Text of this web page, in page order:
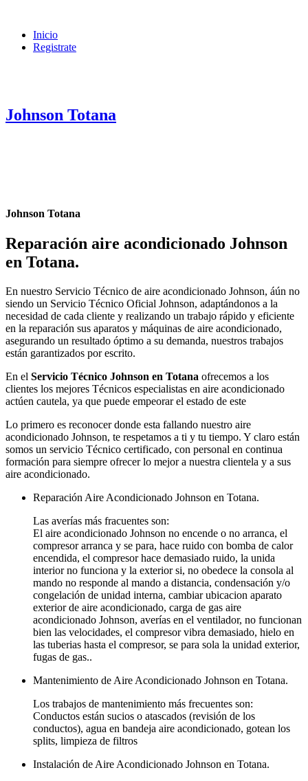
Inicio
Registrate
Johnson Totana
Johnson Totana
Reparación aire acondicionado Johnson
en Totana.
En nuestro Servicio Técnico de aire acondicionado Johnson, áún no
siendo un Servicio Técnico Oficial Johnson, adaptándonos a la
necesidad de cada cliente y realizando un trabajo rápido y eficiente
en la reparación sus aparatos y máquinas de aire acondicionado,
asegurando un resultado óptimo a su demanda, nuestros trabajos
están garantizados por escrito.
En el Servicio Técnico Johnson en Totana ofrecemos a los
clientes los mejores Técnicos especialistas en aire acondicionado
actúen cautela, ya que puede empeorar el estado de este
Lo primero es reconocer donde esta fallando nuestro aire
acondicionado Johnson, te respetamos a ti y tu tiempo. Y claro están
somos un servicio Técnico certificado, con personal en continua
formación para siempre ofrecer lo mejor a nuestra clientela y a sus
aire acondicionado.
Reparación Aire Acondicionado Johnson en Totana.
Las averías más fracuentes son:
El aire acondicionado Johnson no encende o no arranca, el
compresor arranca y se para, hace ruido con bomba de calor
encendida, el compresor hace demasiado ruido, la unida
interior no funciona y la exterior si, no obedece la consola al
mando no responde al mando a distancia, condensación y/o
congelación de unidad interna, cambiar ubicacion aparato
exterior de aire acondicionado, carga de gas aire
acondicionado Johnson, averías en el ventilador, no funcionan
bien las velocidades, el compresor vibra demasiado, hielo en
las tuberias hasta el compresor, se para sola la unidad exterior,
fugas de gas..
Mantenimiento de Aire Acondicionado Johnson en Totana.
Los trabajos de mantenimiento más frecuentes son:
Conductos están sucios o atascados (revisión de los
conductos), agua en bandeja aire acondicionado, gotean los
splits, limpieza de filtros
Instalación de Aire Acondicionado Johnson en Totana.